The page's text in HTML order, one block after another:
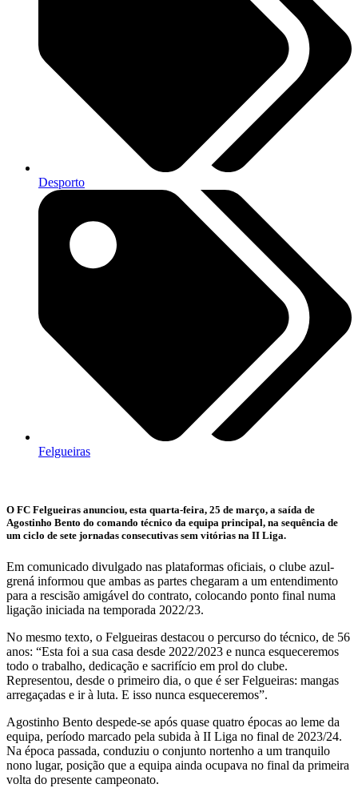
Desporto
Felgueiras
O FC Felgueiras anunciou, esta quarta-feira, 25 de março, a saída de
Agostinho Bento do comando técnico da equipa principal, na sequência de
um ciclo de sete jornadas consecutivas sem vitórias na II Liga.
Em comunicado divulgado nas plataformas oficiais, o clube azul-
grená informou que ambas as partes chegaram a um entendimento
para a rescisão amigável do contrato, colocando ponto final numa
ligação iniciada na temporada 2022/23.
No mesmo texto, o Felgueiras destacou o percurso do técnico, de 56
anos: “Esta foi a sua casa desde 2022/2023 e nunca esqueceremos
todo o trabalho, dedicação e sacrifício em prol do clube.
Representou, desde o primeiro dia, o que é ser Felgueiras: mangas
arregaçadas e ir à luta. E isso nunca esqueceremos”.
Agostinho Bento despede-se após quase quatro épocas ao leme da
equipa, período marcado pela subida à II Liga no final de 2023/24.
Na época passada, conduziu o conjunto nortenho a um tranquilo
nono lugar, posição que a equipa ainda ocupava no final da primeira
volta do presente campeonato.